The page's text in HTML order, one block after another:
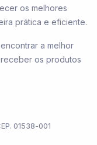
os melhores
prática e eficiente.
a melhor
os produtos
01538-001